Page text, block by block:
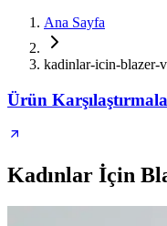
Ana Sayfa
kadinlar-icin-blazer-
Ürün
Kadınlar İçin